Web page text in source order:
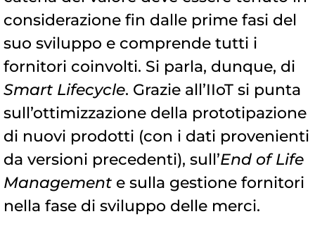
considerazione fin dalle prime fasi del
suo sviluppo e comprende tutti i
fornitori coinvolti. Si parla, dunque, di
Smart Lifecycle. Grazie all’IIoT si punta
sull’ottimizzazione della prototipazione
di nuovi prodotti (con i dati provenienti
da versioni precedenti), sull’End of Life
Management e sulla gestione fornitori
nella fase di sviluppo delle merci.